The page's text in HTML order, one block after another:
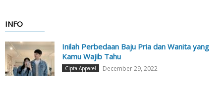
INFO
Inilah Perbedaan Baju Pria dan Wanita yang
Kamu Wajib Tahu
Cipta Apparel December 29, 2022